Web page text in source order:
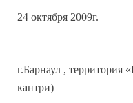
24 октября 2009г.
г.Барнаул , территория
кантри)